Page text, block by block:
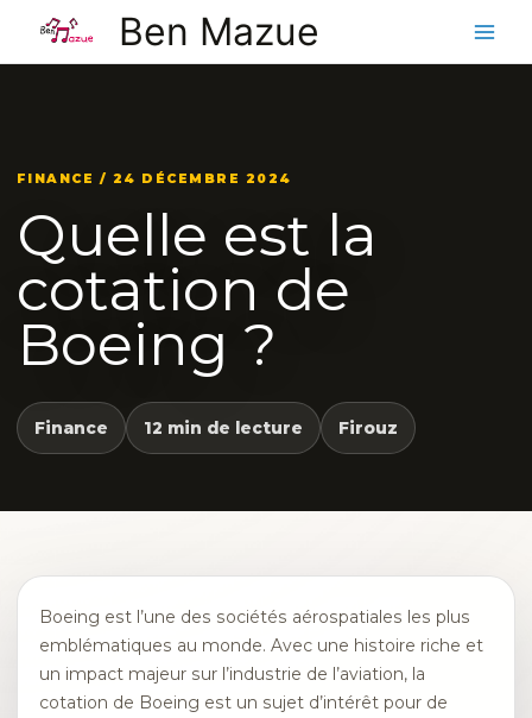
contenu
Ben Mazue
FINANCE / 24 DÉCEMBRE 2024
Quelle est la
cotation de
Boeing ?
Finance 12 min de lecture Firouz
Boeing est l’une des sociétés aérospatiales les plus
emblématiques au monde. Avec une histoire riche et
un impact majeur sur l’industrie de l’aviation, la
cotation de Boeing est un sujet d’intérêt pour de